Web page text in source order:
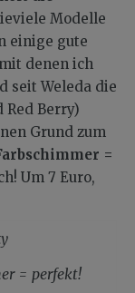
Modelle
einige gute
denen ich
seit Weleda die
Red Berry)
Grund zum
=
Um 7 Euro,
= perfekt!